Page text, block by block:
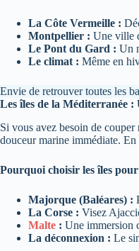
La Côte Vermeille :
Montpellier : Une ville
Le Pont du Gard : Un
Le climat : Même en
Envie de retrouver toutes les
Les îles de la Méditerranée :
Si vous avez besoin de
douceur marine immédiate.
Pourquoi choisir les îles
Majorque (Baléares) :
La Corse : Visez
Malte : Une immersion
La déconnexion : Le